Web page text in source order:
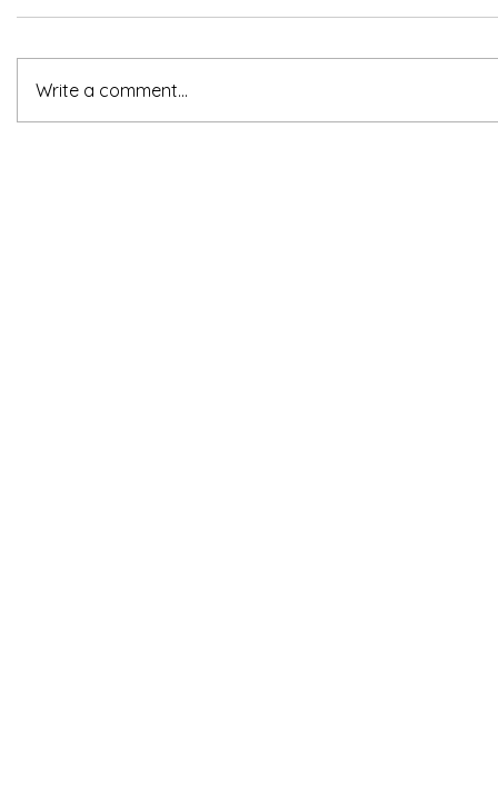
Write a comment...